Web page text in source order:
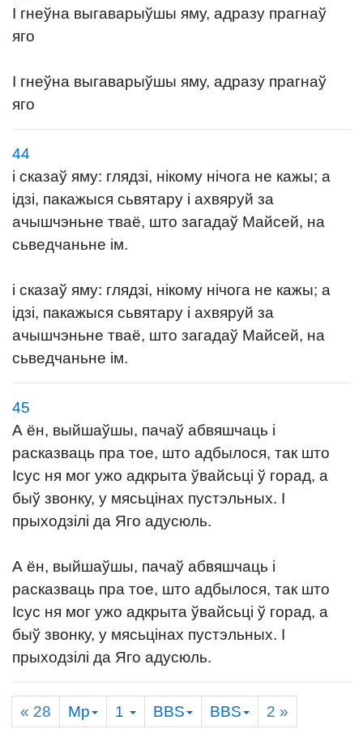
І гнеўна выгаварыўшы яму, адразу прагнаў
яго
І гнеўна выгаварыўшы яму, адразу прагнаў
яго
44
і сказаў яму: глядзі, нікому нічога не кажы; а
ідзі, пакажыся сьвятару і ахвяруй за
ачышчэньне тваё, што загадаў Майсей, на
сьведчаньне ім.
і сказаў яму: глядзі, нікому нічога не кажы; а
ідзі, пакажыся сьвятару і ахвяруй за
ачышчэньне тваё, што загадаў Майсей, на
сьведчаньне ім.
45
А ён, выйшаўшы, пачаў абвяшчаць і
расказваць пра тое, што адбылося, так што
Ісус ня мог ужо адкрыта ўвайсьці ў горад, а
быў звонку, у мясьцінах пустэльных. І
прыходзілі да Яго адусюль.
А ён, выйшаўшы, пачаў абвяшчаць і
расказваць пра тое, што адбылося, так што
Ісус ня мог ужо адкрыта ўвайсьці ў горад, а
быў звонку, у мясьцінах пустэльных. І
прыходзілі да Яго адусюль.
« 28 Мр 1 BBS BBS 2 »